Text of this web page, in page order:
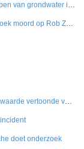
Waterschap stelt tijdelijk verbod in voor oppompen van grondwater in tien natuurgebieden
Zoekactie naar wapen Ringvaartplas in onderzoek moord op Rob Zweekhorst
Verdachte doodrijden kinderen Zeeuwse Vogelwaarde vertoonde veel vaker onverantwoord rijgedrag
doet onderzoek